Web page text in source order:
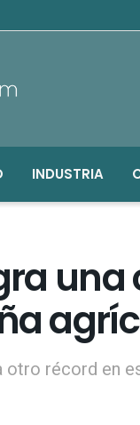
INDUSTRIA
una
récord en